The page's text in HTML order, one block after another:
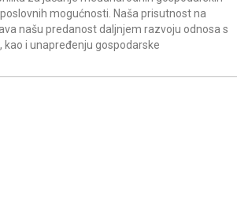
mogućnosti. Naša prisutnost na
našu predanost daljnjem razvoju odnosa s
i unapređenju gospodarske